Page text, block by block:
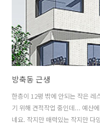
방축동 근생
한층이 12평 밖에 안되는 작은 레
기 위해 견적작업 중인데... 예산
네요. 작지만 매력있는 작지만 다